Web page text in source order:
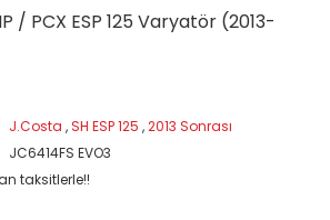
/ PCX ESP 125 Varyatör (2013-
J.Costa ,SH ESP 125 ,2013 Sonrası
JC6414FS EVO3
taksitlerle!!